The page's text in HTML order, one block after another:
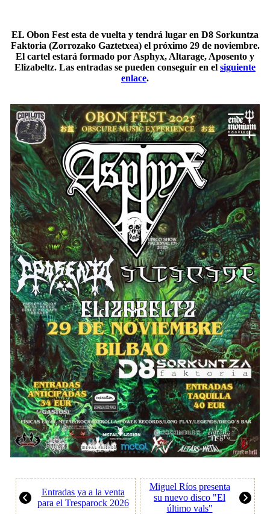
EL Obon Fest esta de vuelta y tendrá lugar en D8 Sorkuntza
Faktoria (Zorrozako Gaztetxea) el próximo 29 de noviembre.
El cartel estará formado por Asphyx, Altarage, Aposento y
Elizabeltz. Las entradas se pueden conseguir en el siguiente
enlace.
Entradas ya a la venta
para el Tresparock 2026
Miguel Ríos presenta
su nuevo disco "El
último vals"